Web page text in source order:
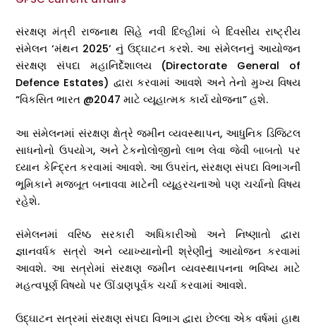
સંરક્ષણ મંત્રી રાજનાથ સિંહે નવી દિલ્હીમાં બે દિવસીય રાષ્ટ્રીય
સંમેલન ‘મંથન 2025’ નું ઉદ્ઘાટન કરશે. આ સંમેલનનું આયોજન
સંરક્ષણ સંપદા મહાનિર્દેશાલય (Directorate General of
Defence Estates) દ્વારા કરવામાં આવશે અને તેનો મુખ્ય વિષય
“વિકસિત ભારત @2047 માટે વ્યૂહાત્મક કાર્ય યોજના” હશે.
આ સંમેલનમાં સંરક્ષણ ક્ષેત્રે જમીન વ્યવસ્થાપન, આધુનિક ડિજિટલ
સાધનોનો ઉપયોગ, અને ટેકનોલોજીનો લાભ લેવા જેવી બાબતો પર
ધ્યાન કેન્દ્રિત કરવામાં આવશે. આ ઉપરાંત, સંરક્ષણ સંપદા વિભાગની
ભૂમિકાને મજબૂત બનાવવા માટેની વ્યૂહરચનાઓ પણ ચર્ચાનો વિષય
રહેશે.
સંમેલનમાં વરિષ્ઠ સરકારી અધિકારીઓ અને નિષ્ણાતો દ્વારા
જ્ઞાનવર્ધક સત્રો અને વ્યાખ્યાનોની શ્રેણીનું આયોજન કરવામાં
આવશે. આ સત્રોમાં સંરક્ષણ જમીન વ્યવસ્થાપનના ભવિષ્ય માટે
મહત્વપૂર્ણ વિષયો પર ઊંડાણપૂર્વક ચર્ચા કરવામાં આવશે.
ઉદ્ઘાટન સત્રમાં સંરક્ષણ સંપદા વિભાગ દ્વારા છેલ્લા એક વર્ષમાં હાથ